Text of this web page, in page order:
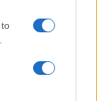
ισχύουν